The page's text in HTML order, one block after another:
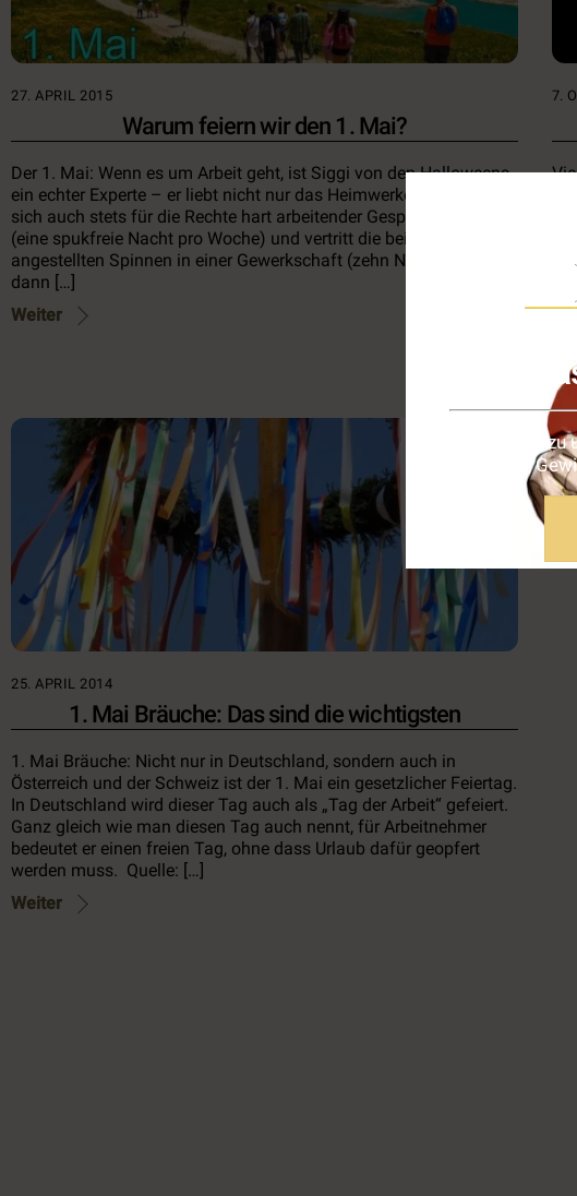
Melde dich
Aktionen,
27. APRIL 2015
Warum feiern wir den 1. Mai?
Der 1. Mai: Wenn es um Arbeit geht, ist Siggi von den Halloweens
ein echter Experte – er liebt nicht nur das Heimwerken, er setzt
sich auch stets für die Rechte hart arbeitender Gespenster ein
(eine spukfreie Nacht pro Woche) und vertritt die bei Tony
angestellten Spinnen in einer Gewerkschaft (zehn Netze am Stück,
dann […]
Weiter
7.
25. APRIL 2014
1. Mai Bräuche: Das sind die wichtigsten
1. Mai Bräuche: Nicht nur in Deutschland, sondern auch in
Österreich und der Schweiz ist der 1. Mai ein gesetzlicher Feiertag.
In Deutschland wird dieser Tag auch als „Tag der Arbeit“ gefeiert.
Ganz gleich wie man diesen Tag auch nennt, für Arbeitnehmer
bedeutet er einen freien Tag, ohne dass Urlaub dafür geopfert
werden muss. Quelle: […]
Weiter